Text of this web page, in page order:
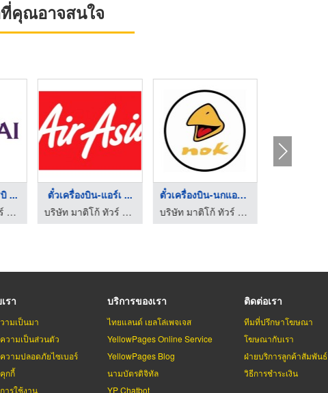
คุณอาจสนใจ
...
บริษัท มาติโก้ ทัวร์ แอนด์ เอ็กเพรส จำกัด
ตั๋วเครื่องบิน-แอร์เ ...
บริษัท มาติโก้ ทัวร์ แอนด์ เอ็กเพรส จำกัด
ตั๋วเครื่องบิน-นกแอร ...
บริษัท มาติโก้ ทัวร์ แอนด์ เอ็กเพรส จำกัด
รา
ามเป็นมา
วามเป็นส่วนตัว
วามปลอดภัยไซเบอร์
กกี้
ารใช้งาน
บริการของเรา
ไทยแลนด์ เยลโล่เพจเจส
YellowPages Online Service
YellowPages Blog
นามบัตรดิจิทัล
YP Chatbot
ติดต่อเรา
ทีมที่ปรึกษาโฆษณา
โฆษณากับเรา
ฝ่ายบริการลูกค้าสัมพันธ์
วิธีการชำระเงิน